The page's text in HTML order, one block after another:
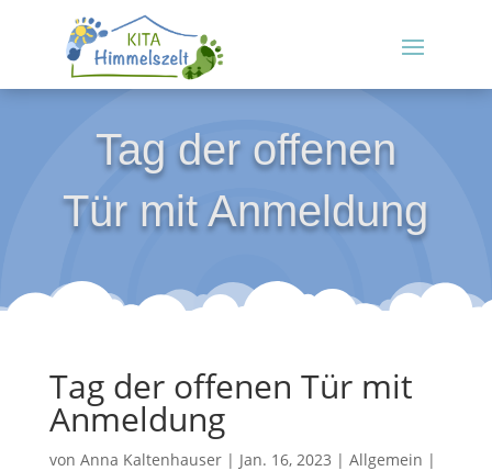
Tag der offenen
Tür mit Anmeldung
Tag der offenen Tür mit
Anmeldung
von Anna Kaltenhauser| Jan. 16, 2023 | Allgemein |